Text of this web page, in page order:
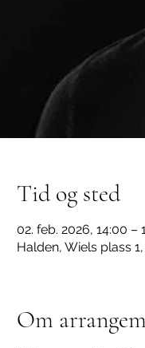
Tid og sted
02. feb. 2026, 14:00 –
Halden, Wiels plass
Om